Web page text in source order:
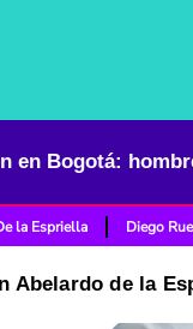
la Espriella Diego
Abelardo de la